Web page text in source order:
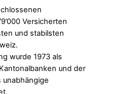
Versicherten
und stabilsten
wurde 1973 als
und der
unabhängige